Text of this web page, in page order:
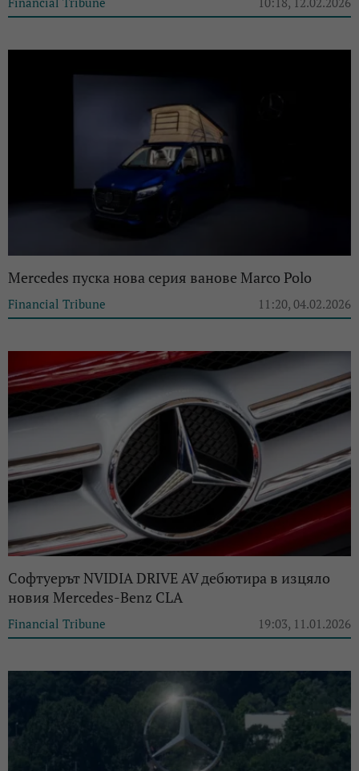
Mercedes пуска нова серия ванове Marco Polo
Financial Tribune 11:20, 04.02.2026
Софтуерът NVIDIA DRIVE AV дебютира в изцяло
новия Mercedes-Benz CLA
Financial Tribune 19:03, 11.01.2026